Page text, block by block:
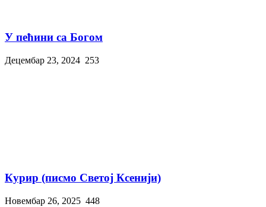
У пећини са Богом
Децембар 23, 2024 253
Курир (писмо Светој Ксенији)
Новембар 26, 2025 448